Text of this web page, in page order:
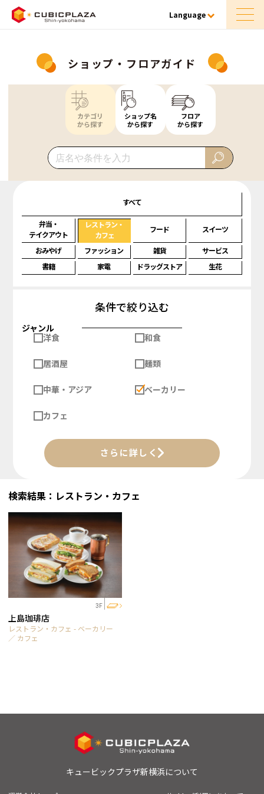
Language
ショップ・フロアガイド
カテゴリ
から探す
ショップ名
から探す
フロア
から探す
すべて
弁当・
テイクアウト
レストラン・
カフェ
フード スイーツ
おみやげ ファッション 雑貨
サービス
書籍
家電 ドラッグストア 生花
条件で絞り込む
ジャンル
洋食
和食
居酒屋 麺類
中華・アジア ベーカリー
カフェ
さらに詳しく
検索結果：レストラン・カフェ
3F
上島珈琲店
レストラン・カフェ - ベーカリー
／ カフェ
キュービックプラザ新横浜について